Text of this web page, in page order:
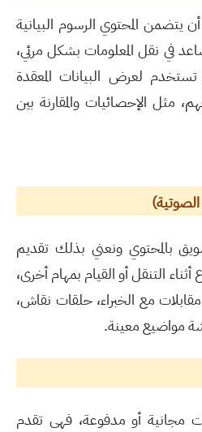
يتضمن المحتوي الرسوم البيانية
في نقل المعلومات بشكل مرئي،
لعرض البيانات المعقدة
مثل الإحصائيات والمقارنة بين
بالمحتوي ونعني بذلك تقديم
التنقل أو القيام بمهام أخرى،
مع الخبراء، حلقات نقاش،
مواضيع معينة.
مجانية أو مدفوعة، فهى تقدم